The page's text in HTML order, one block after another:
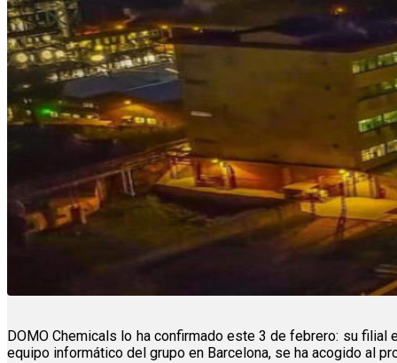
DOMO Chemicals lo ha confirmado este 3 de febrero: su filial
equipo informático del grupo en Barcelona, se ha acogido al